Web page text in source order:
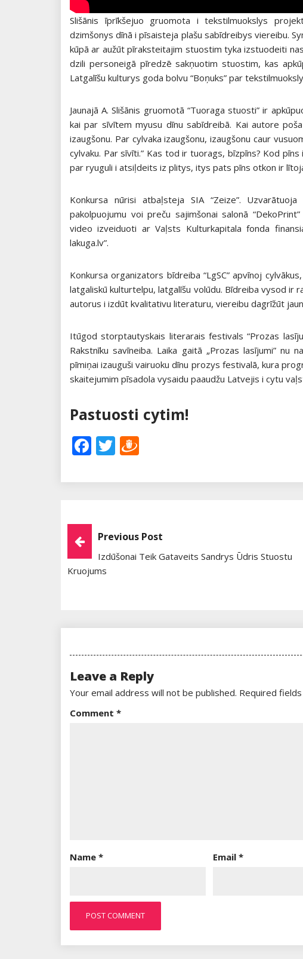
Slišānis īprīkšejuo gruomota i tekstilmuokslys
dzimšonys dīnā i pīsaisteja plašu sabīdreibys viereibu.
kūpā ar aužūt pīraksteitajim stuostim tyka izstuodeiti
dzili personeigā pīredzē sakņuotim stuostim, kas
Latgalīšu kulturys goda bolvu “Boņuks” par
Jaunajā A. Slišānis gruomotā “Tuoraga stuosti” ir
kai par sīvītem myusu dīnu sabīdreibā. Kai autore
izaugšonu. Par cylvaka izaugšonu, izaugšonu caur
cylvaku. Par sīvīti.” Kas tod ir tuorags, bīzpīns? Kod
par ryuguli i atsiļdeits iz plitys, itys pats pīns otkon ir
Konkursa nūrisi atbaļsteja SIA “Zeize”.
pakolpuojumu voi preču sajimšonai salonā
video izveiduoti ar Vaļsts Kulturkapitala fonda
lakuga.lv”.
Konkursa organizators bīdreiba “LgSC” apvīnoj
latgaliskū kulturtelpu, latgalīšu volūdu. Bīdreiba vysod ir
autorus i izdūt kvalitativu literaturu, viereibu dagrīžūt
Itūgod storptautyskais literarais festivals “Prozas
Rakstnīku savīneiba. Laika gaitā „Prozas lasījumi” nu
pīmiņai izauguši vairuoku dīnu prozys festivalā, kura
skaitejumim pīsadola vysaidu paaudžu Latvejis i cytu
Pastuosti cytim!
Facebook
Twitter
Post
Navigation
Previous Post
Izdūšonai Teik Gataveits Sandrys Ūdris Stuostu
Kruojums
Leave a Reply
Your email address will not be published. Required
Comment *
Name * Email *